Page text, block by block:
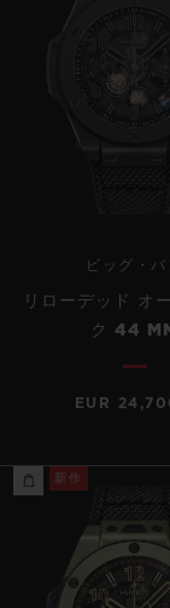
ビッグ・バ
リローデッド オ
ク 44
EUR
新作